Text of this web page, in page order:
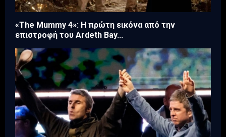
«The Mummy 4»: Η πρώτη εικόνα από την
επιστροφή του Ardeth Bay...